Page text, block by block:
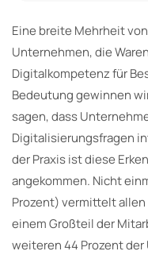
Eine breite Mehrheit
Unternehmen, die
Digitalkompetenz für
Bedeutung gewinnen
sagen, dass
Digitalisierungsfragen
der Praxis ist diese
angekommen. Nicht
Prozent) vermittelt
einem Großteil der
weiteren 44 Prozent